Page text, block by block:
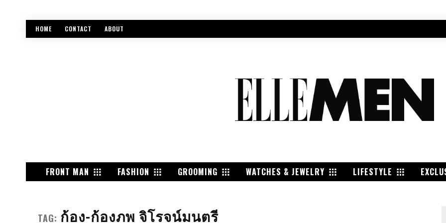
HOME CONTACT ABOUT
FRONT MAN FASHION GROOMING WATCHES & JEWELRY LIFESTYLE
TAG: ก้อง-ก้องภพ จิโรจน์มนตรี